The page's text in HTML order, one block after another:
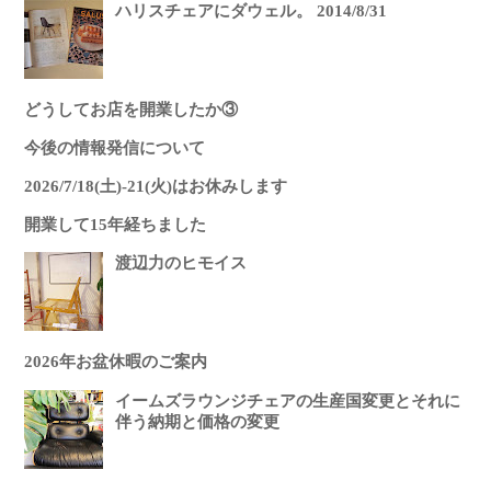
ハリスチェアにダウェル。 2014/8/31
どうしてお店を開業したか③
今後の情報発信について
2026/7/18(土)-21(火)はお休みします
開業して15年経ちました
渡辺力のヒモイス
2026年お盆休暇のご案内
イームズラウンジチェアの生産国変更とそれに
伴う納期と価格の変更